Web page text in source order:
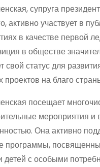
супруга
активно участвует в
в качестве первой
в обществе
свой статус для
проектов на благо
посещает
мероприятия и
Она активно
программы,
детей с особыми